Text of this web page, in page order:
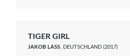
TIGER GIRL
JAKOB LASS, DEUTSCHLAND (2017)